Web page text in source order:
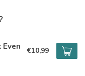
Even €10,99